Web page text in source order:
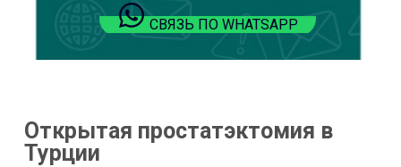
СВЯЗЬ ПО WHATSAPP
Открытая простатэктомия в
Турции